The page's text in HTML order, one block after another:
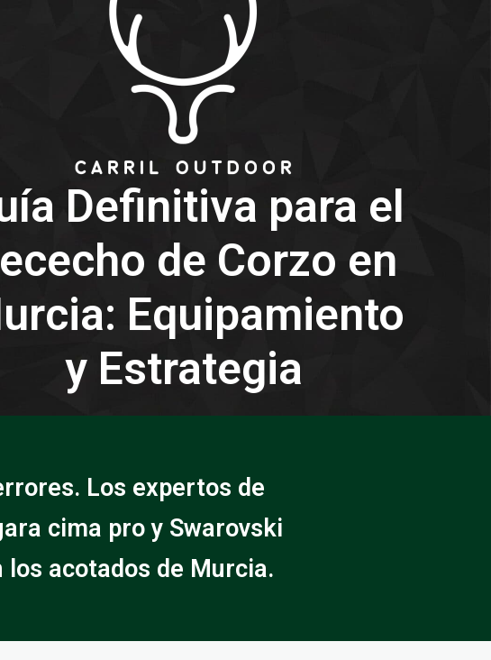
Definitiva para el
de Corzo en
Equipamiento
y Estrategia
Los expertos de
cima pro y Swarovski
acotados de Murcia.